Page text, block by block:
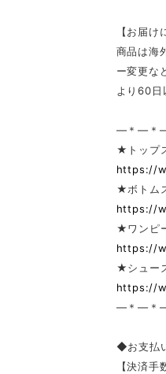
【お届け
商品は海
ー変更な
より60日
—＊—＊
★トップ
https://
★ボトム
https://
★ワンピ
https://
★シュー
https://
—＊—＊
◆お支払
【決済手